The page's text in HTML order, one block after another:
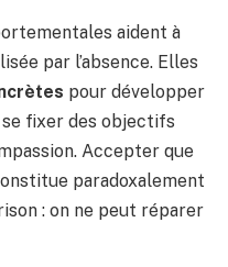
aident à
par l’absence. Elles
pour développer
se fixer des objectifs
Accepter que
paradoxalement
: on ne peut réparer